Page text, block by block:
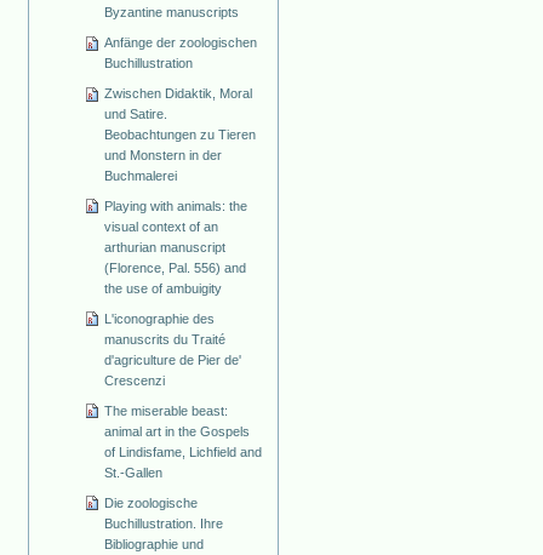
Byzantine manuscripts
Anfänge der zoologischen
Buchillustration
Zwischen Didaktik, Moral
und Satire.
Beobachtungen zu Tieren
und Monstern in der
Buchmalerei
Playing with animals: the
visual context of an
arthurian manuscript
(Florence, Pal. 556) and
the use of ambuigity
L'iconographie des
manuscrits du Traité
d'agriculture de Pier de'
Crescenzi
The miserable beast:
animal art in the Gospels
of Lindisfame, Lichfield and
St.-Gallen
Die zoologische
Buchillustration. Ihre
Bibliographie und